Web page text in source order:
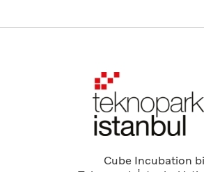
Cube Incubation